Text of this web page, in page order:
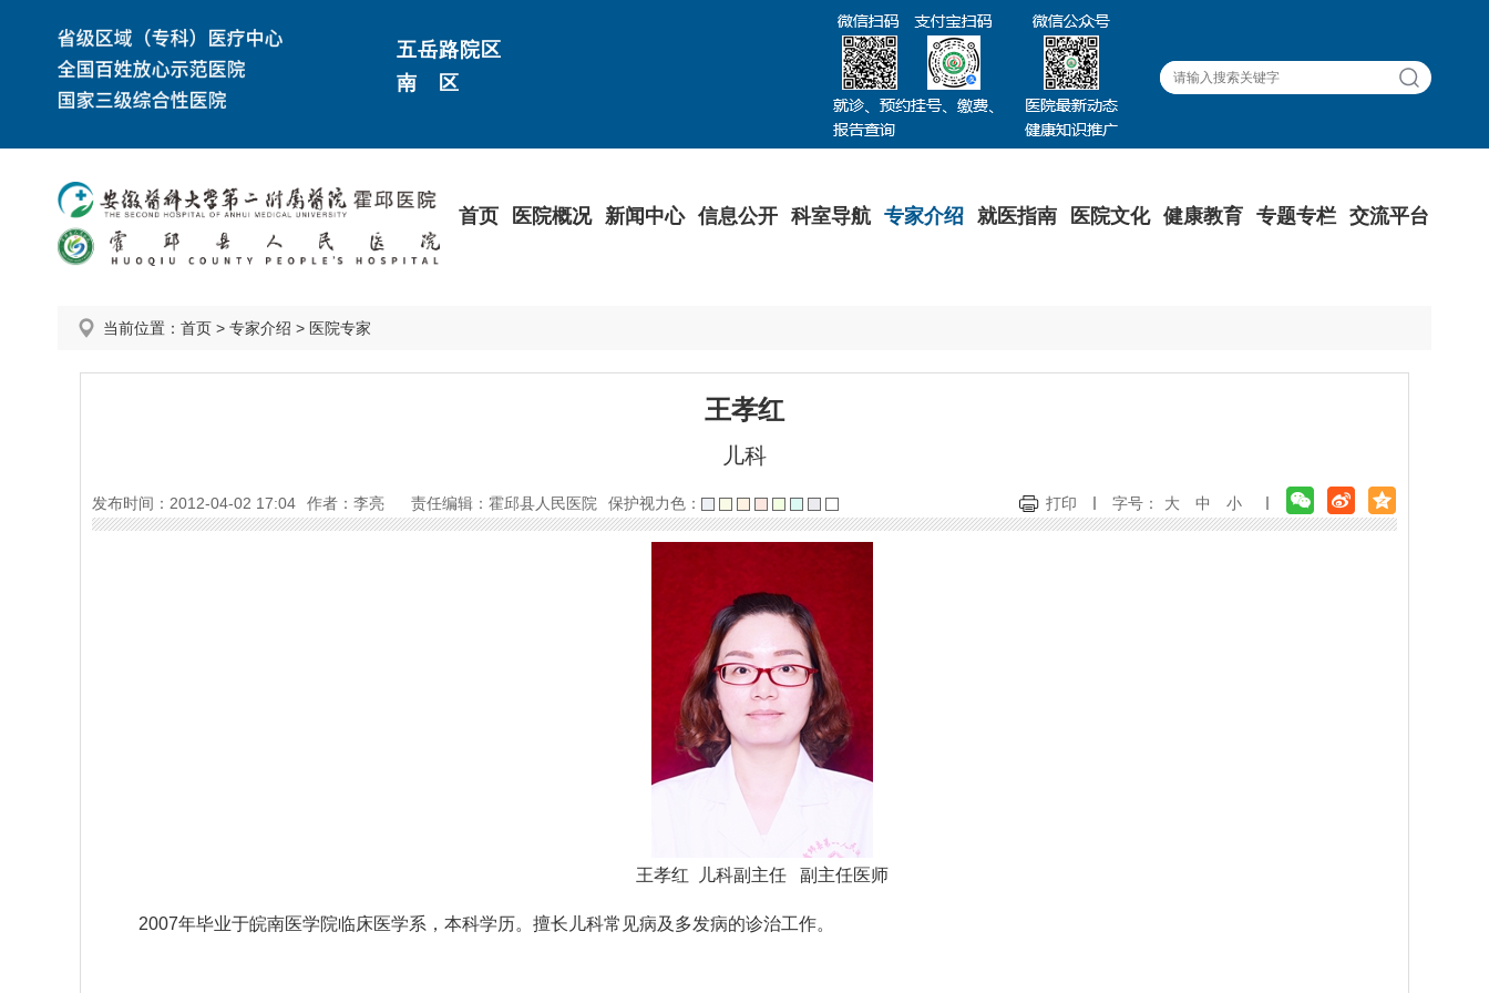
五岳路院区
南 区
首页 医院概况 新闻中心 信息公开 科室导航 专家介绍 就医指南 医院文化 健康教育 专题专栏 交流平台
当前位置： 首页 > 专家介绍 > 医院专家
王孝红
儿科
发布时间：2012-04-02 17:04 作者：李亮 责任编辑：霍邱县人民医院 保护视力色： 打印 字号： 大 中 小
王孝红 儿科副主任 副主任医师
2007年毕业于皖南医学院临床医学系，本科学历。擅长儿科常见病及多发病的诊治工作。